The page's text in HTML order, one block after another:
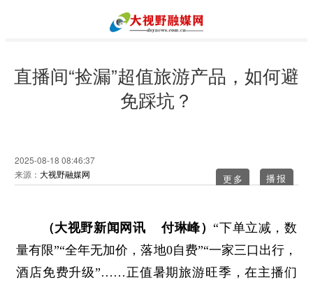
直播间“捡漏”超值旅游产品，如何避
免踩坑？
2025-08-18 08:46:37
来源： 大视野融媒网 更多
（大视野新闻网讯 付琳峰）“下单立减，数
量有限”“全年无加价，落地0自费”“一家三口出行，
酒店免费升级”……正值暑期旅游旺季，在主播们